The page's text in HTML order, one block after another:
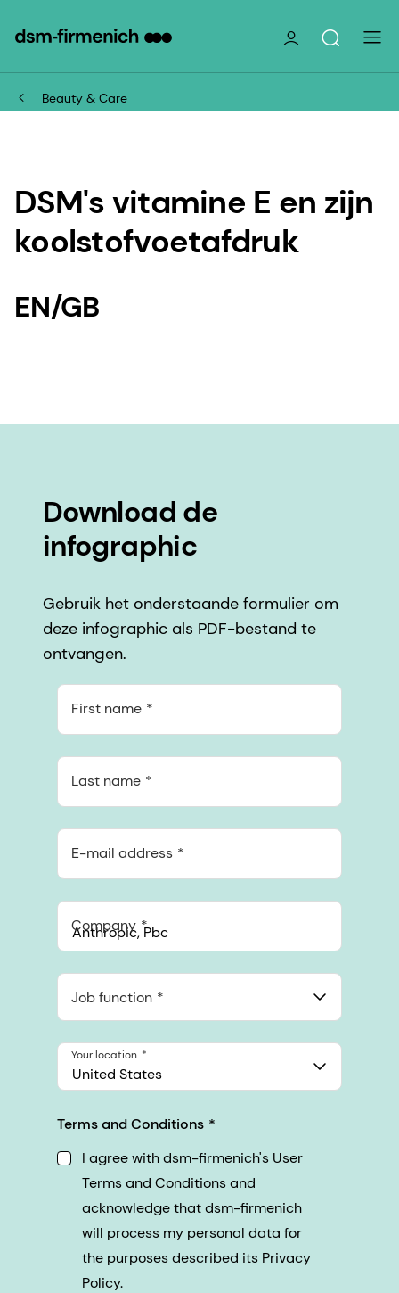
Beauty & Care
DSM's vitamine E en zijn
koolstofvoetafdruk
EN/GB
Download de
infographic
Gebruik het onderstaande formulier om
deze infographic als PDF-bestand te
ontvangen.
First name
Last name
E-mail address
Company
548 Market St Pmb 90375, San Francisco, California, US
Job function
United States
Your location
Terms and Conditions
I agree with dsm-firmenich's User
Terms and Conditions and
acknowledge that dsm-firmenich
will process my personal data for
the purposes described its Privacy
Policy.